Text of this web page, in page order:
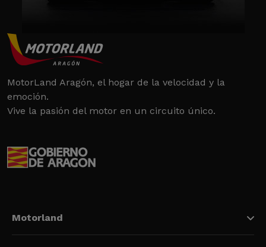
MotorLand Aragón, el hogar de la velocidad y la
emoción.
Vive la pasión del motor en un circuito único.
Motorland